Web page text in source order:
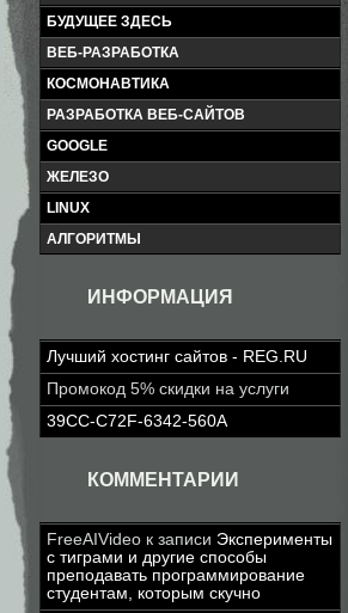
БУДУЩЕЕ ЗДЕСЬ
ВЕБ-РАЗРАБОТКА
КОСМОНАВТИКА
РАЗРАБОТКА ВЕБ-САЙТОВ
GOOGLE
ЖЕЛЕЗО
LINUX
АЛГОРИТМЫ
ИНФОРМАЦИЯ
Лучший хостинг сайтов - REG.RU
Промокод 5% скидки на услуги
39CC-C72F-6342-560A
КОММЕНТАРИИ
FreeAIVideo к записи Эксперименты
с тиграми и другие способы
преподавать программирование
студентам, которым скучно